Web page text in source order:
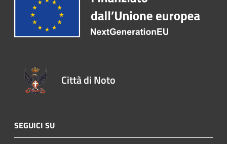
Città di Noto
SEGUICI SU